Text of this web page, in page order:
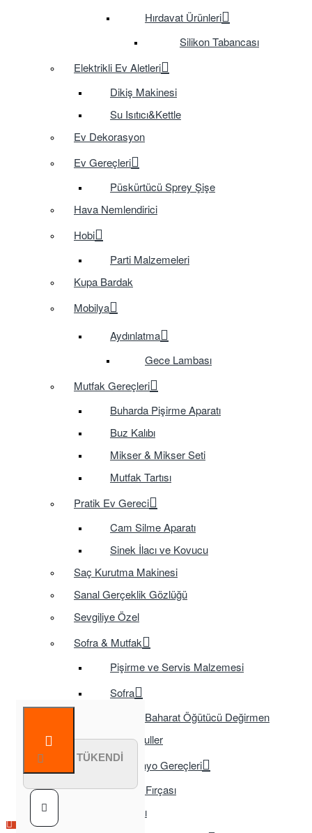
Hırdavat Ürünleri
Silikon Tabancası
Elektrikli Ev Aletleri
Dikiş Makinesi
Su Isıtıcı&Kettle
Ev Dekorasyon
Ev Gereçleri
Püskürtücü Sprey Şişe
Hava Nemlendirici
Hobi
Parti Malzemeleri
Kupa Bardak
Mobilya
Aydınlatma
Gece Lambası
Mutfak Gereçleri
Buharda Pişirme Aparatı
Buz Kalıbı
Mikser & Mikser Seti
Mutfak Tartısı
Pratik Ev Gereci
Cam Silme Aparatı
Sinek İlacı ve Kovucu
Saç Kurutma Makinesi
Sanal Gerçeklik Gözlüğü
Sevgiliye Özel
Sofra & Mutfak
Pişirme ve Servis Malzemesi
Sofra
Baharat Öğütücü Değirmen
Tasarruflu Ampuller
Temizlik ve Banyo Gereçleri
Tuvalet Fırçası
TV Aksesuarları
STOK TÜKENDİ
Çok Satılan Ürün
Çok Satılan Ürün